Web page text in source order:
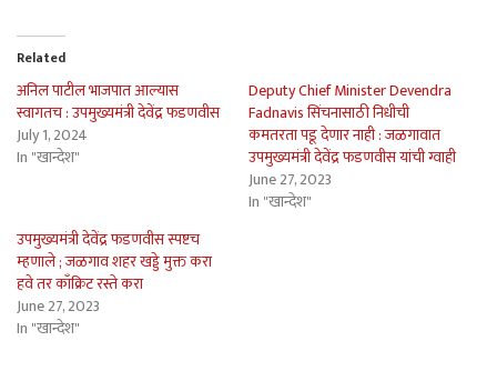
Related
अनिल पाटील भाजपात आल्यास
स्वागतच : उपमुख्यमंत्री देवेंद्र फडणवीस
July 1, 2024
In "खान्देश"
Deputy Chief Minister Devendra
Fadnavis सिंचनासाठी निधीची
कमतरता पडू देणार नाही : जळगावात
उपमुख्यमंत्री देवेंद्र फडणवीस यांची ग्वाही
June 27, 2023
In "खान्देश"
उपमुख्यमंत्री देवेंद्र फडणवीस स्पष्टच
म्हणाले ; जळगाव शहर खड्डे मुक्त करा
हवे तर काँक्रिट रस्ते करा
June 27, 2023
In "खान्देश"